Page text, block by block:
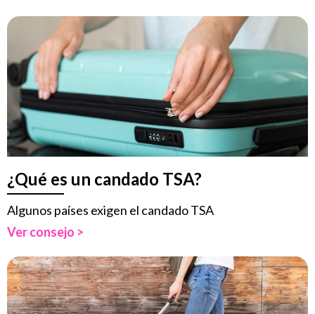
¿Qué es un candado TSA?
Algunos países exigen el candado TSA
Ver consejo >